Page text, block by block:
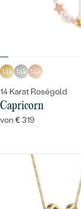
14k 14k 14k
14 Karat Roségold
Capricorn
von € 319